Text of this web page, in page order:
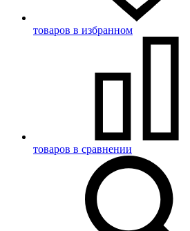
товаров в избранном
товаров в сравнении